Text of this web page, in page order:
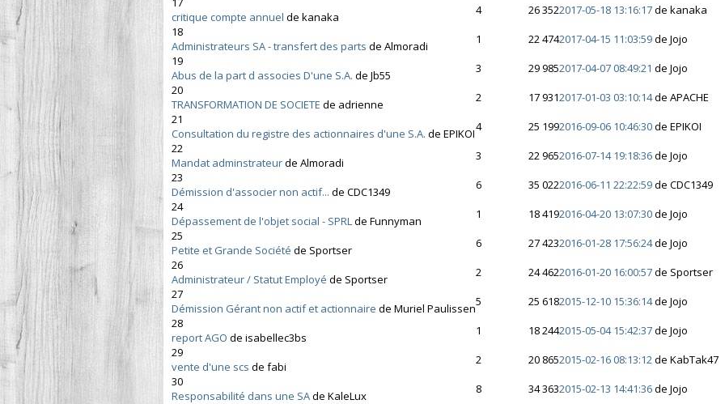
critique compte annuel de kanaka 4 26 3522017-05-18 13:16:17de kanaka
18
Administrateurs SA - transfert des parts de Almoradi 1 22 4742017-04-15 11:03:59de Jojo
19
Abus de la part d associes D'une S.A. de Jb55 3 29 9852017-04-07 08:49:21 de Jojo
20
TRANSFORMATION DE SOCIETE de adrienne 2 17 9312017-01-03 03:10:14de APACHE
21
Consultation du registre des actionnaires d'une S.A. de EPIKOI4 25 1992016-09-06 10:46:30de EPIKOI
22
Mandat adminstrateurde Almoradi 3 22 9652016-07-14 19:18:36de Jojo
23
Démission d'associer non actif... de CDC1349 6 35 0222016-06-11 22:22:59de CDC1349
24
Dépassement de l'objet social - SPRLde Funnyman 1 18 4192016-04-20 13:07:30de Jojo
25
Petite et Grande Société de Sportser 6 27 4232016-01-28 17:56:24de Jojo
26
Administrateur / Statut Employé de Sportser 2 24 4622016-01-20 16:00:57de Sportser
27
Démission Gérant non actif et actionnaire de Muriel Paulissen5 25 6182015-12-10 15:36:14de Jojo
28
report AGO de isabellec3bs 1 18 2442015-05-04 15:42:37de Jojo
29
vente d'une scs de fabi 2 20 8652015-02-16 08:13:12de KabTak47
30
Responsabilité dans une SAde KaleLux 8 34 3632015-02-13 14:41:36de Jojo